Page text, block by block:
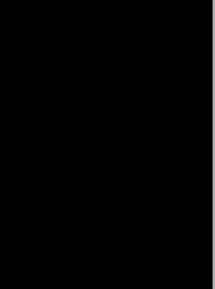
en la pantalla
la pantalla grande
la televisión con en
proyecto acá.